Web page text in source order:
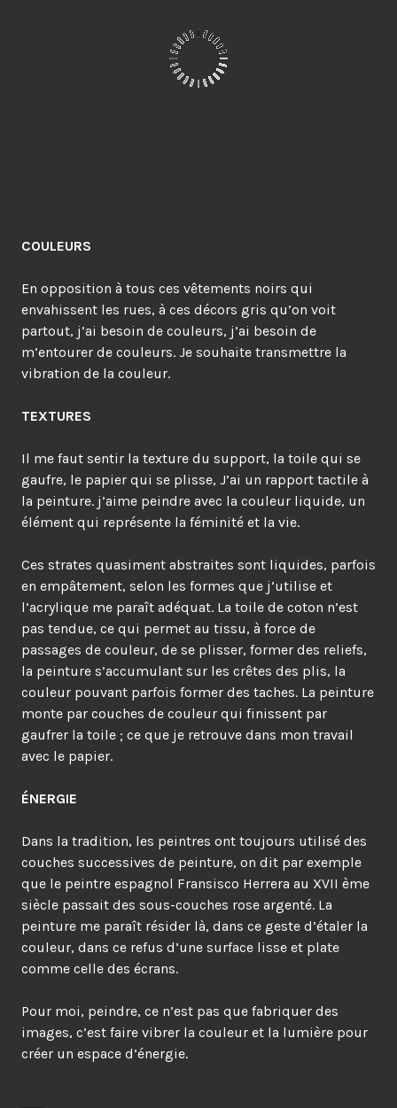
COULEURS
En opposition à tous ces vêtements noirs qui
envahissent les rues, à ces décors gris qu’on voit
partout, j’ai besoin de couleurs, j’ai besoin de
m’entourer de couleurs. Je souhaite transmettre la
vibration de la couleur.
TEXTURES
Il me faut sentir la texture du support, la toile qui se
gaufre, le papier qui se plisse, J’ai un rapport tactile à
la peinture. j’aime peindre avec la couleur liquide, un
élément qui représente la féminité et la vie.
Ces strates quasiment abstraites sont liquides, parfois
en empâtement, selon les formes que j’utilise et
l’acrylique me paraît adéquat. La toile de coton n’est
pas tendue, ce qui permet au tissu, à force de
passages de couleur, de se plisser, former des reliefs,
la peinture s’accumulant sur les crêtes des plis, la
couleur pouvant parfois former des taches. La peinture
monte par couches de couleur qui finissent par
gaufrer la toile ; ce que je retrouve dans mon travail
avec le papier.
ÉNERGIE
Dans la tradition, les peintres ont toujours utilisé des
couches successives de peinture, on dit par exemple
que le peintre espagnol Fransisco Herrera au XVII ème
siècle passait des sous-couches rose argenté. La
peinture me paraît résider là, dans ce geste d’étaler la
couleur, dans ce refus d’une surface lisse et plate
comme celle des écrans.
Pour moi, peindre, ce n’est pas que fabriquer des
images, c’est faire vibrer la couleur et la lumière pour
créer un espace d’énergie.